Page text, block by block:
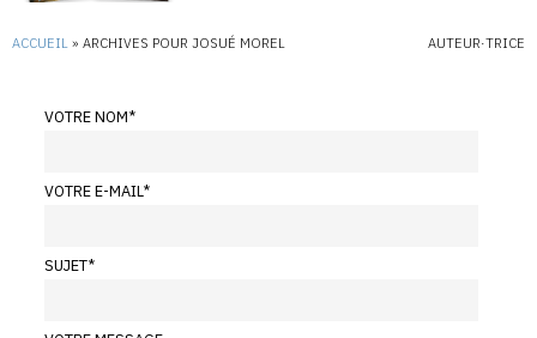
ACCUEIL » ARCHIVES POUR JOSUÉ MOREL AUTEUR·TRICE
VOTRE NOM*
VOTRE E-MAIL*
SUJET*